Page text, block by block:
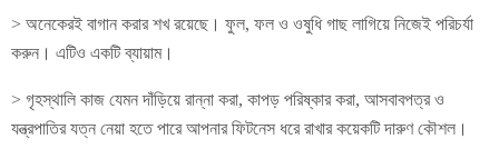
> অনেকেরই বাগান করার শখ রয়েছে। ফুল, ফল ও ওষুধি গাছ লাগিয়ে নিজেই পরিচর্যা
করুন। এটিও একটি ব্যায়াম।
> গৃহস্থালি কাজ যেমন দাঁড়িয়ে রান্না করা, কাপড় পরিষ্কার করা, আসবাবপত্র ও
যন্ত্রপাতির যত্ন নেয়া হতে পারে আপনার ফিটনেস ধরে রাখার কয়েকটি দারুণ কৌশল।